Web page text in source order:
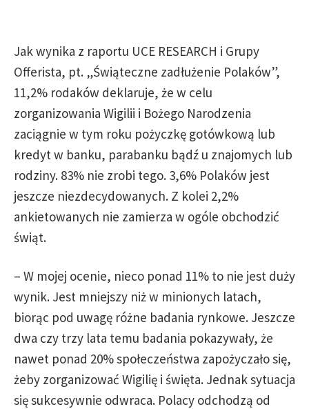
Jak wynika z raportu UCE RESEARCH i Grupy
Offerista, pt. „Świąteczne zadłużenie Polaków”,
11,2% rodaków deklaruje, że w celu
zorganizowania Wigilii i Bożego Narodzenia
zaciągnie w tym roku pożyczkę gotówkową lub
kredyt w banku, parabanku bądź u znajomych lub
rodziny. 83% nie zrobi tego. 3,6% Polaków jest
jeszcze niezdecydowanych. Z kolei 2,2%
ankietowanych nie zamierza w ogóle obchodzić
świąt.
– W mojej ocenie, nieco ponad 11% to nie jest duży
wynik. Jest mniejszy niż w minionych latach,
biorąc pod uwagę różne badania rynkowe. Jeszcze
dwa czy trzy lata temu badania pokazywały, że
nawet ponad 20% społeczeństwa zapożyczało się,
żeby zorganizować Wigilię i święta. Jednak sytuacja
się sukcesywnie odwraca. Polacy odchodzą od